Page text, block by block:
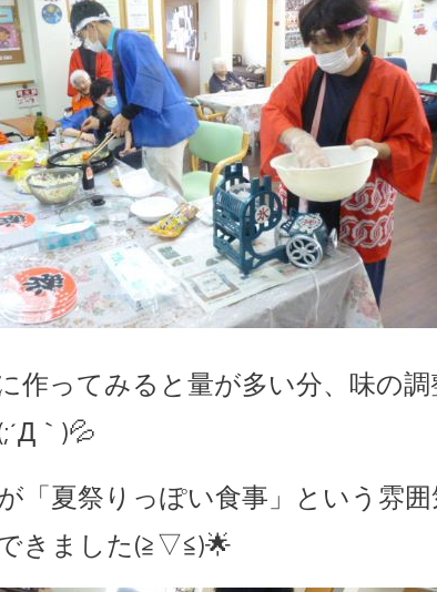
作ってみると量が多い分、味の
｀)💦
「夏祭りっぽい食事」という雰
きました(≧▽≦)🌟